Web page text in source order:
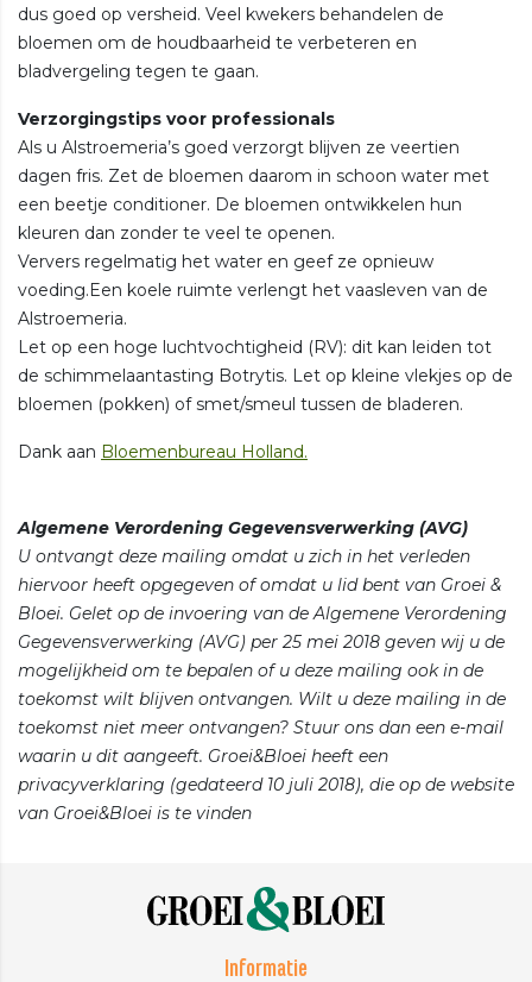
dus goed op versheid. Veel kwekers behandelen de
bloemen om de houdbaarheid te verbeteren en
bladvergeling tegen te gaan.
Verzorgingstips voor professionals
Als u Alstroemeria’s goed verzorgt blijven ze veertien
dagen fris. Zet de bloemen daarom in schoon water met
een beetje conditioner. De bloemen ontwikkelen hun
kleuren dan zonder te veel te openen.
Ververs regelmatig het water en geef ze opnieuw
voeding.Een koele ruimte verlengt het vaasleven van de
Alstroemeria.
Let op een hoge luchtvochtigheid (RV): dit kan leiden tot
de schimmelaantasting Botrytis. Let op kleine vlekjes op de
bloemen (pokken) of smet/smeul tussen de bladeren.
Dank aan Bloemenbureau Holland.
Algemene Verordening Gegevensverwerking (AVG)
U ontvangt deze mailing omdat u zich in het verleden
hiervoor heeft opgegeven of omdat u lid bent van Groei &
Bloei. Gelet op de invoering van de Algemene Verordening
Gegevensverwerking (AVG) per 25 mei 2018 geven wij u de
mogelijkheid om te bepalen of u deze mailing ook in de
toekomst wilt blijven ontvangen. Wilt u deze mailing in de
toekomst niet meer ontvangen? Stuur ons dan een e-mail
waarin u dit aangeeft. Groei&Bloei heeft een
privacyverklaring (gedateerd 10 juli 2018), die op de website
van Groei&Bloei is te vinden
Informatie